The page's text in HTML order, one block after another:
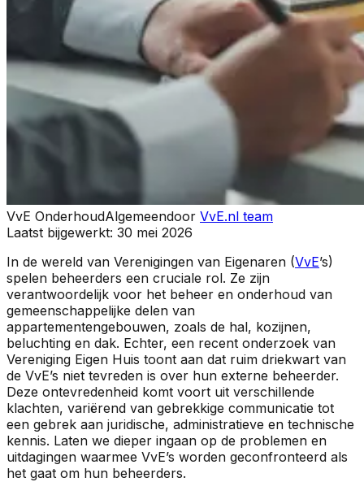
VvE OnderhoudAlgemeendoor VvE.nl team
Laatst bijgewerkt: 30 mei 2026
In de wereld van Verenigingen van Eigenaren (VvE’s)
spelen beheerders een cruciale rol. Ze zijn
verantwoordelijk voor het beheer en onderhoud van
gemeenschappelijke delen van
appartementengebouwen, zoals de hal, kozijnen,
beluchting en dak. Echter, een recent onderzoek van
Vereniging Eigen Huis toont aan dat ruim driekwart van
de VvE’s niet tevreden is over hun externe beheerder.
Deze ontevredenheid komt voort uit verschillende
klachten, variërend van gebrekkige communicatie tot
een gebrek aan juridische, administratieve en technische
kennis. Laten we dieper ingaan op de problemen en
uitdagingen waarmee VvE’s worden geconfronteerd als
het gaat om hun beheerders.